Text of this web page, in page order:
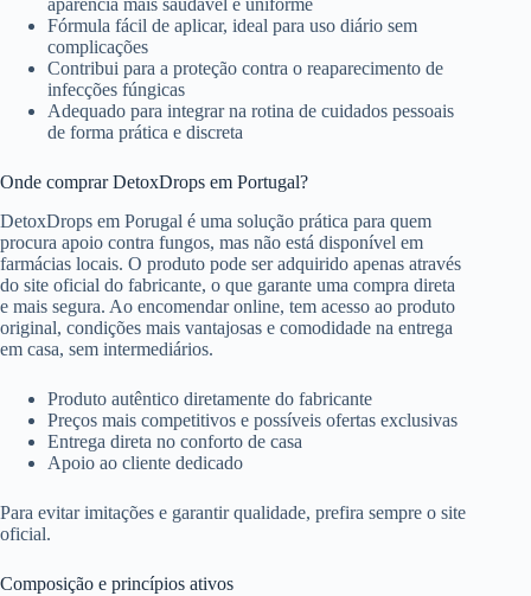
aparência mais saudável e uniforme
Fórmula fácil de aplicar, ideal para uso diário sem
complicações
Contribui para a proteção contra o reaparecimento de
infecções fúngicas
Adequado para integrar na rotina de cuidados pessoais
de forma prática e discreta
Onde comprar DetoxDrops em Portugal?
DetoxDrops em Porugal é uma solução prática para quem
procura apoio contra fungos, mas não está disponível em
farmácias locais. O produto pode ser adquirido apenas através
do site oficial do fabricante, o que garante uma compra direta
e mais segura. Ao encomendar online, tem acesso ao produto
original, condições mais vantajosas e comodidade na entrega
em casa, sem intermediários.
Produto autêntico diretamente do fabricante
Preços mais competitivos e possíveis ofertas exclusivas
Entrega direta no conforto de casa
Apoio ao cliente dedicado
Para evitar imitações e garantir qualidade, prefira sempre o site
oficial.
Composição e princípios ativos